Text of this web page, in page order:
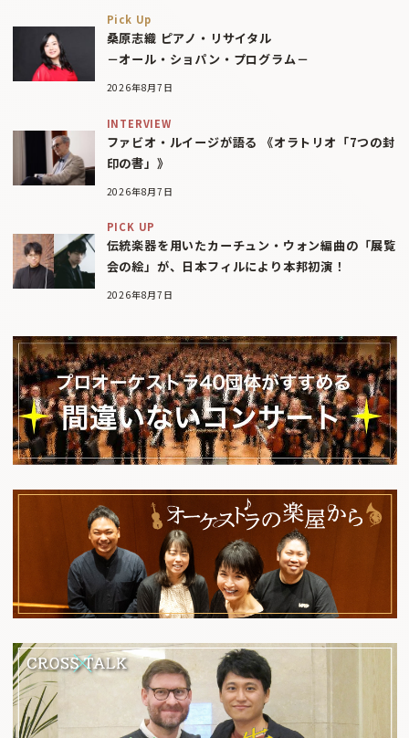
Pick Up
桑原志織 ピアノ・リサイタル
－オール・ショパン・プログラム－
2026年8月7日
INTERVIEW
ファビオ・ルイージが語る 《オラトリオ「7つの封
印の書」》
2026年8月7日
PICK UP
伝統楽器を用いたカーチュン・ウォン編曲の「展覧
会の絵」が、日本フィルにより本邦初演！
2026年8月7日